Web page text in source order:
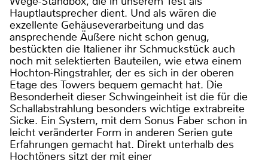
Hauptlautsprecher dient. Und als wären die
exzellente Gehäuseverarbeitung und das
ansprechende Äußere nicht schon genug,
bestückten die Italiener ihr Schmuckstück auch
noch mit selektierten Bauteilen, wie etwa einem
Hochton-Ringstrahler, der es sich in der oberen
Etage des Towers bequem gemacht hat. Die
Besonderheit dieser Schwingeinheit ist die für die
Schallabstrahlung besonders wichtige extrabreite
Sicke. Ein System, mit dem Sonus Faber schon in
leicht veränderter Form in anderen Serien gute
Erfahrungen gemacht hat. Direkt unterhalb des
Hochtöners sitzt der mit einer